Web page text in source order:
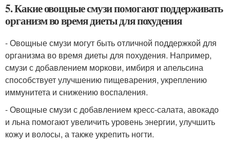
5. Какие овощные смузи помогают поддерживать
организм во время диеты для похудения
- Овощные смузи могут быть отличной поддержкой для
организма во время диеты для похудения. Например,
смузи с добавлением моркови, имбиря и апельсина
способствует улучшению пищеварения, укреплению
иммунитета и снижению воспаления.
- Овощные смузи с добавлением кресс-салата, авокадо
и льна помогают увеличить уровень энергии, улучшить
кожу и волосы, а также укрепить ногти.